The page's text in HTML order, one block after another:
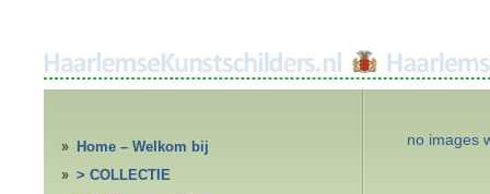
Home – Welkom bij
HaarlemseKunstschilders.nl
> COLLECTIE
no images